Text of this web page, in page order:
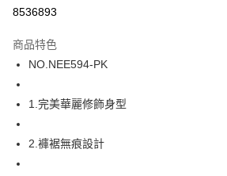
運送方式
全家取貨付款
每筆NT$80，滿NT$1,000(含以上)免運費
付款後全家取貨
8536893
商品特色
NO.NEE594-PK
1.完美華麗修飾身型
2.褲裾無痕設計